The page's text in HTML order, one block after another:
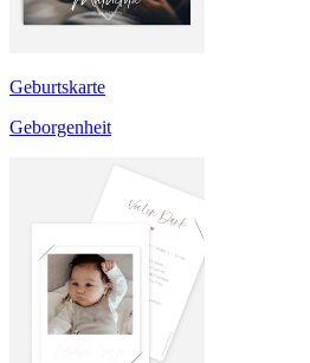
Geburtskarte
Geborgenheit